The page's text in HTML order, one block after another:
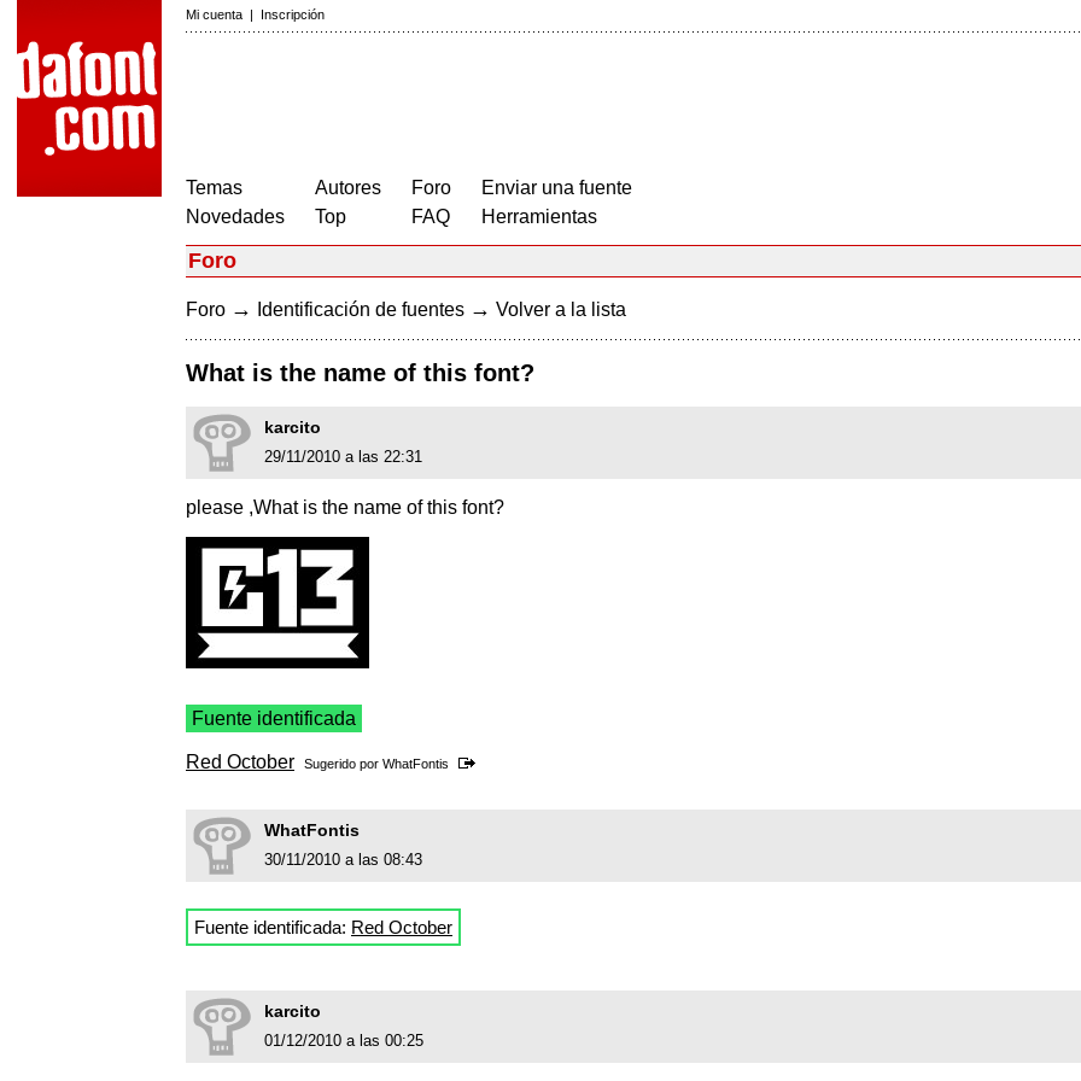
Mi cuenta | Inscripción
Temas
Novedades
Autores
Top
Foro
FAQ
Enviar una fuente
Herramientas
Foro
Foro → Identificación de fuentes → Volver a la lista
What is the name of this font?
karcito
29/11/2010 a las 22:31
please ,What is the name of this font?
Fuente identificada
Red October Sugerido por WhatFontis
WhatFontis
30/11/2010 a las 08:43
Fuente identificada: Red October
karcito
01/12/2010 a las 00:25